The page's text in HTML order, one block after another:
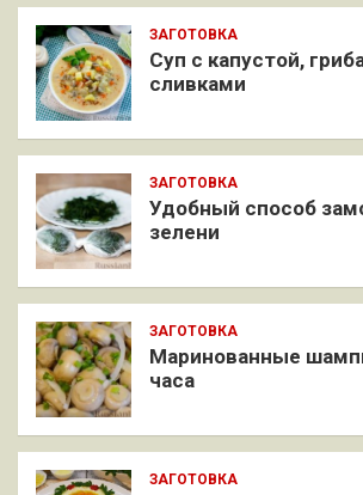
ЗАГОТОВКА
Суп с капустой,
сливками
ЗАГОТОВКА
Удобный способ
зелени
ЗАГОТОВКА
Маринованные
часа
ЗАГОТОВКА